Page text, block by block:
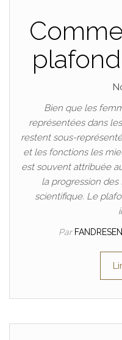
Bien que les
représentées dans
restent sous-
et les fonctions les
est souvent attribuée
la progression
scientifique. Le
Par